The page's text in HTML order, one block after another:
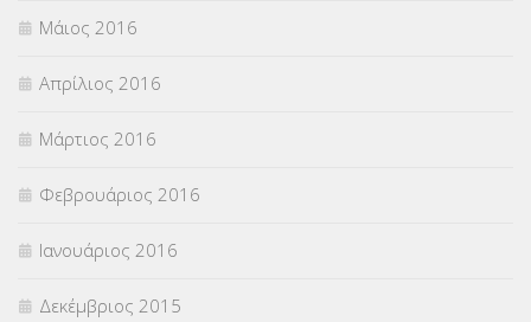
Μάιος 2016
Απρίλιος 2016
Μάρτιος 2016
Φεβρουάριος 2016
Ιανουάριος 2016
Δεκέμβριος 2015